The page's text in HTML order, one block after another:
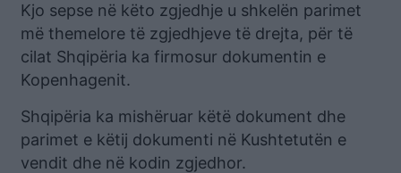
Kjo sepse në këto zgjedhje u shkelën parimet
më themelore të zgjedhjeve të drejta, për të
cilat Shqipëria ka firmosur dokumentin e
Kopenhagenit.
Shqipëria ka mishëruar këtë dokument dhe
parimet e këtij dokumenti në Kushtetutën e
vendit dhe në kodin zgjedhor.